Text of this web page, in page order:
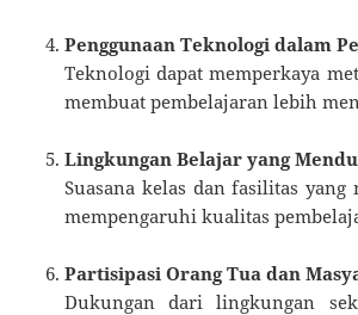
Penggunaan Teknologi dalam
Teknologi dapat memperkaya
membuat pembelajaran lebih
Lingkungan Belajar yang
Suasana kelas dan fasilitas yang
mempengaruhi kualitas
Partisipasi Orang Tua dan
Dukungan dari lingkungan